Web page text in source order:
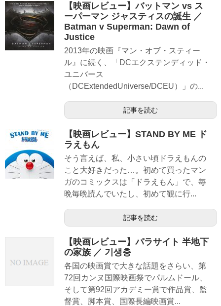
【映画レビュー】バットマン vs ス
ーパーマン ジャスティスの誕生 ／
Batman v Superman: Dawn of
Justice
2013年の映画『マン・オブ・スティー
ル』に続く、「DCエクステンディッド・
ユニバース
（DCExtendedUniverse/DCEU）」の...
記事を読む
【映画レビュー】STAND BY ME ド
ラえもん
そう言えば、私、小さい頃ドラえもんの
こと大好きだった…。初めて買ったマン
ガのコミックスは「ドラえもん」で、毎
晩毎晩読んでいたし、初めて観に行...
記事を読む
【映画レビュー】パラサイト 半地下
の家族 ／ 기생충
各国の映画賞で大きな話題をさらい、第
72回カンヌ国際映画祭でパルムドール、
そして第92回アカデミー賞で作品賞、監
督賞、脚本賞、国際長編映画賞...